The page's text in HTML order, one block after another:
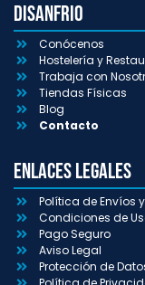
Disanfrio
Conócenos
Hostelería y
Trabaja con
Tiendas Físicas
Blog
Contacto
Enlaces Legales
Política de Envíos
Condiciones de
Pago Seguro
Aviso Legal
Protección de